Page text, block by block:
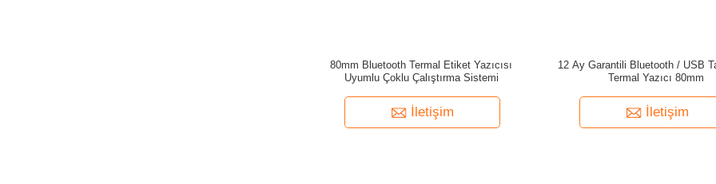
80mm Bluetooth Termal Etiket Yazıcısı
Uyumlu Çoklu Çalıştırma Sistemi
İletişim
12 Ay Garantili Bluetooth / USB
Termal Yazıcı 80mm
İletişim